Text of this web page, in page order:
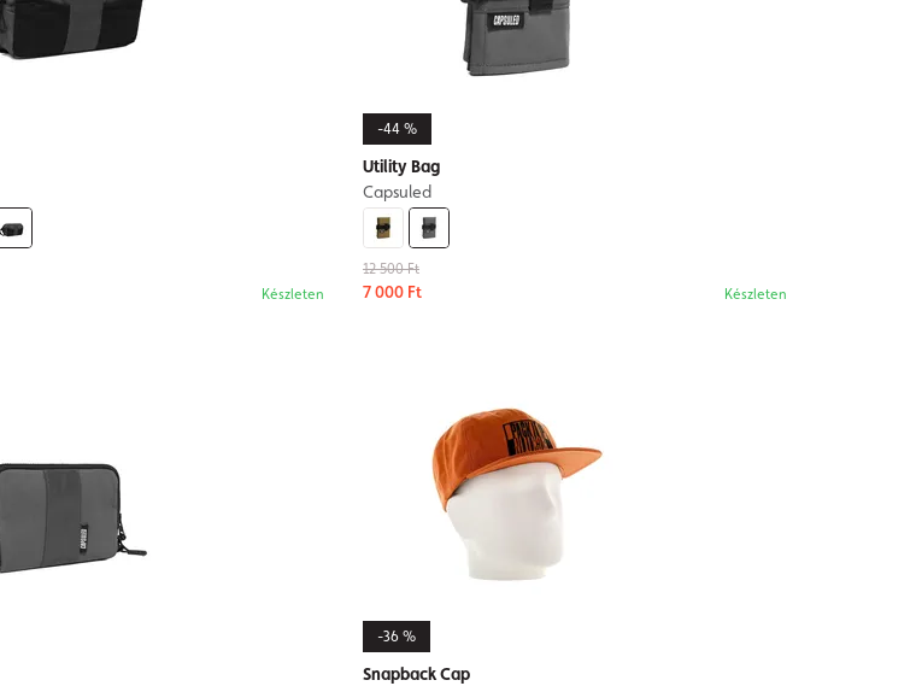
Készleten
-44 %
Utility Bag
Capsuled
12 500 Ft
7 000 Ft Készleten
-36 %
Snapback Cap